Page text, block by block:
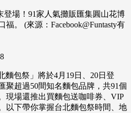
登場！91家人氣攤販匯集圓山花博
。 (來源：Facebook@Funtasty有
麵包祭」將於4月19日、20日登
聚超過50間知名麵包品牌，共91個
現場還推出買麵包送咖啡券、VIP
以下帶你掌握台北麵包祭時間、地